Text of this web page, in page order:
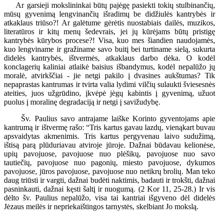
Ar garsieji mokslininkai būtų pajėgę pasiekti tokių stulbinančių,
mūsų gyvenimą lengvinančių išradimų be didžiulės kantrybės ir
atkaklaus triūso?! Ar galėtume gėrėtis nuostabiais dailės, muzikos,
literatūros ir kitų menų šedevrais, jei jų kūrėjams būtų pristigę
kantrybės kūrybos procese?! Visa, kuo mes šiandien naudojamės,
kuo lengviname ir gražiname savo buitį bei turtiname sielą, sukurta
didelės kantrybės, ištvermės, atkaklaus darbo dėka. O kodėl
konclagerių kaliniai atlaikė baisius išbandymus, kodėl nepalūžo jų
moralė, atvirkščiai - jie netgi pakilo į dvasines aukštumas? Tik
nepaprastas kantrumas ir tvirta valia lydimi vilčių sulaukti šviesesnės
ateities, juos užgrūdino, įkvėpė jėgų kabintis į gyvenimą, užuot
puolus į moralinę degradaciją ir netgi į savižudybę.
Šv. Paulius savo antrajame laiške Korinto gyventojams apie
kantrumą ir ištvermę rašo: “Tris kartus gavau lazdų, vienąkart buvau
apsvaidytas akmenimis. Tris kartus pergyvenau laivo sudužimą,
ištisą parą plūduriavau atviroje jūroje. Dažnai būdavau kelionėse,
upių pavojuose, pavojuose nuo plėšikų, pavojuose nuo savo
tautiečių, pavojuose nuo pagonių, miesto pavojuose, dykumos
pavojuose, jūros pavojuose, pavojuose nuo netikrų brolių. Man teko
daug triūsti ir vargti, dažnai budėti naktimis, badauti ir trokšti, dažnai
pasninkauti, dažnai kęsti šaltį ir nuogumą. (2 Kor 11, 25-28.) Ir vis
dėlto šv. Paulius nepalūžo, visa tai kantriai išgyveno dėl didelės
Jėzaus meilės ir nepriekaištingos tarnystės, skelbiant Jo mokslą.